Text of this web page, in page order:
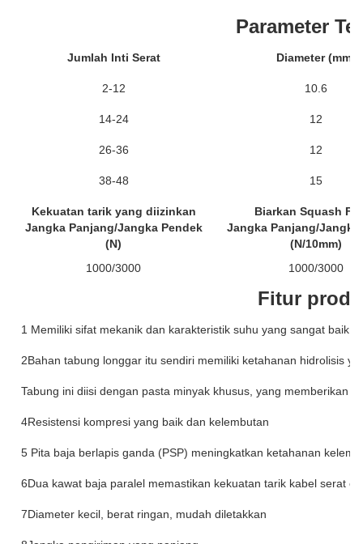
Parameter
Jumlah Inti Serat Diameter (mm)
2-12 10.6
14-24 12
26-36 12
38-48 15
Kekuatan tarik yang diizinkan
Jangka Panjang/Jangka Pendek
(N)
Biarkan Squash
Jangka Panjang/Jangka
(N/10mm)
1000/3000
1000/3000
Fitur
1 Memiliki sifat mekanik dan karakteristik suhu yang sangat baik
2Bahan tabung longgar itu sendiri memiliki ketahanan hidrolisis
Tabung ini diisi dengan pasta minyak khusus, yang memberikan
4Resistensi kompresi yang baik dan kelembutan
5 Pita baja berlapis ganda (PSP) meningkatkan ketahanan
6Dua kawat baja paralel memastikan kekuatan tarik kabel serat
7Diameter kecil, berat ringan, mudah diletakkan